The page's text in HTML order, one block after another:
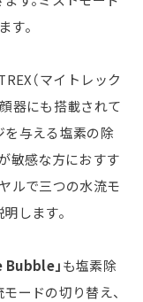
す。
（マイトレック
顔器にも搭載されて
を与える塩素の除
敏感な方におすす
ルで三つの水流モ
します。
Bubble」も塩素除
ードの切り替え、